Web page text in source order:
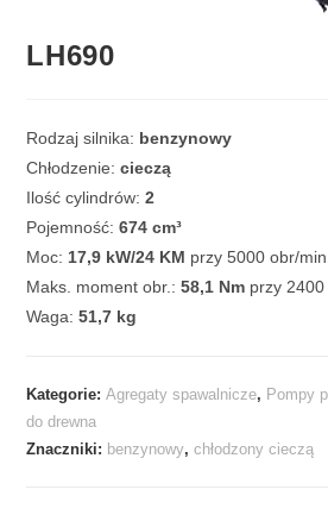
LH690
Rodzaj silnika: benzynowy
Chłodzenie:cieczą
Ilość cylindrów:2
Pojemność:674 cm³
Moc: 17,9 kW/24 KM przy 5000 obr/min.
Maks. moment obr.:58,1 Nm przy 2400
Waga:51,7 kg
Kategorie:Agregaty spawalnicze, Pompy
do drewna
Znaczniki: benzynowy,chłodzony cieczą